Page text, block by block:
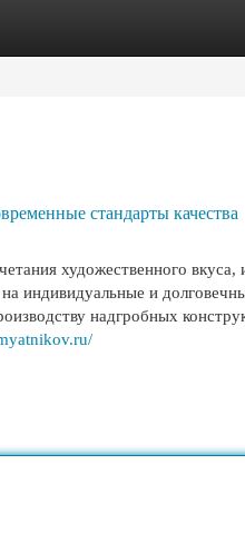
стандарты качества
художественного
индивидуальные и
надгробных